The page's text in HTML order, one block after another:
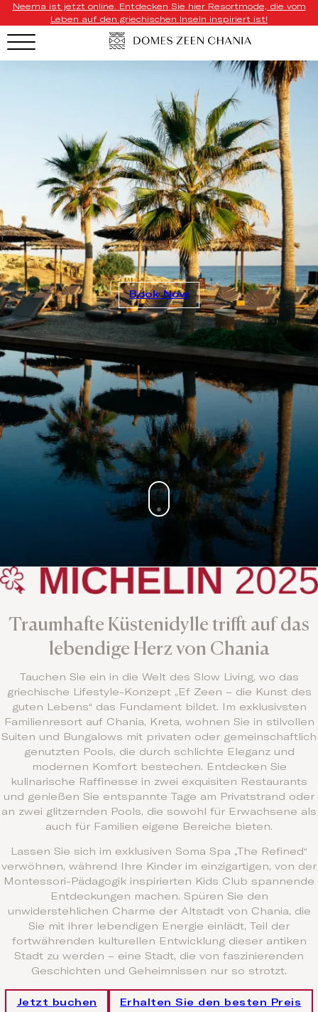
Neema ist jetzt online. Entdecken Sie hier Resortmode, die vom
Leben auf den griechischen Inseln inspiriert ist!
Book Now
Traumhafte Küstenidylle trifft auf das
lebendige Herz von Chania
Tauchen Sie ein in die Welt des Slow Living, wo das
griechische Lifestyle-Konzept „Ef Zeen – die Kunst des
guten Lebens“ das Fundament bildet. Im exklusivsten
Familienresort auf Chania, Kreta, wohnen Sie in stilvollen
Suiten und Bungalows mit privaten oder gemeinschaftlich
genutzten Pools, die durch schlichte Eleganz und
modernen Komfort bestechen. Entdecken Sie
kulinarische Raffinesse in zwei exquisiten Restaurants
und genießen Sie entspannte Tage am Privatstrand oder
an zwei glitzernden Pools, die sowohl für Erwachsene als
auch für Familien eigene Bereiche bieten.
Lassen Sie sich im exklusiven Soma Spa „The Refined“
verwöhnen, während Ihre Kinder im einzigartigen, von der
Montessori-Pädagogik inspirierten Kids Club spannende
Entdeckungen machen. Spüren Sie den
unwiderstehlichen Charme der Altstadt von Chania, die
Sie mit ihrer lebendigen Energie einlädt, Teil der
fortwährenden kulturellen Entwicklung dieser antiken
Stadt zu werden – eine Stadt, die von faszinierenden
Geschichten und Geheimnissen nur so strotzt.
Jetzt buchen Erhalten Sie den besten Preis